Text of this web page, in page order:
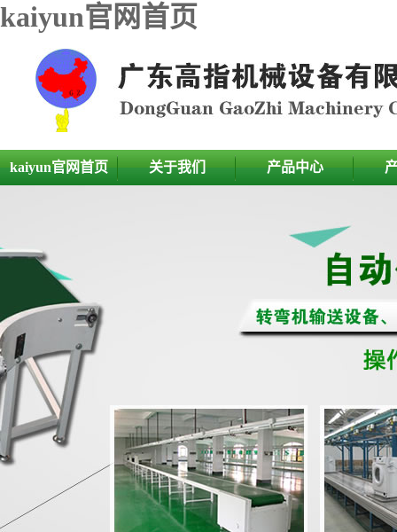
kaiyun官网首页
kaiyun官网首页 关于我们 产品中心